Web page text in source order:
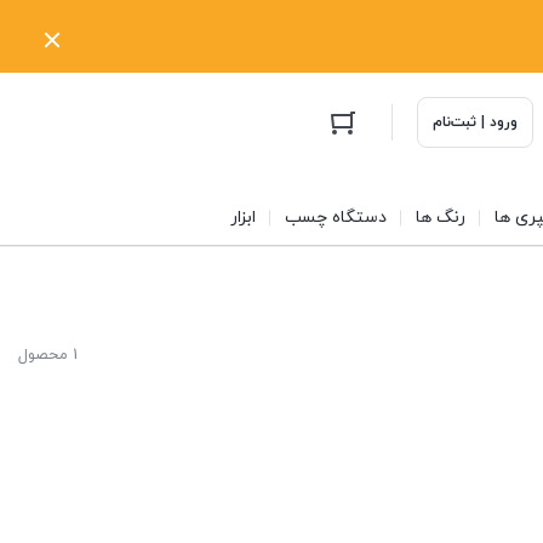
ورود | ثبت‌نام
ها رنگ ها دستگاه چسب ابزار
1 محصول